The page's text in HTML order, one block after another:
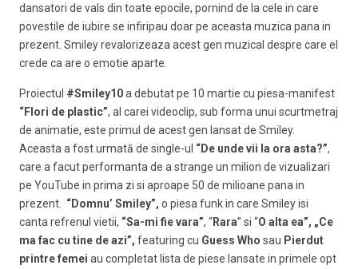
dansatori de vals din toate epocile, pornind de la cele in care
povestile de iubire se infiripau doar pe aceasta muzica pana in
prezent. Smiley revalorizeaza acest gen muzical despre care el
crede ca are o emotie aparte.
Proiectul #Smiley10a debutat pe 10 martie cu piesa-manifest
“Flori de plastic”, al carei videoclip, sub forma unui scurtmetraj
de animatie, este primul de acest gen lansat de Smiley.
Aceasta a fost urmată de single-ul “De unde vii la ora asta?”,
care a facut performanta de a strange un milion de vizualizari
pe YouTube in prima zi si aproape 50 de milioane pana in
prezent. “Domnu’ Smiley”, o piesa funk in care Smiley isi
canta refrenul vietii, “Sa-mi fie vara”, “Rara” si “O alta ea”, „Ce
ma fac cu tine de azi”, featuring cu Guess Who sau Pierdut
printre femei au completat lista de piese lansate in primele opt